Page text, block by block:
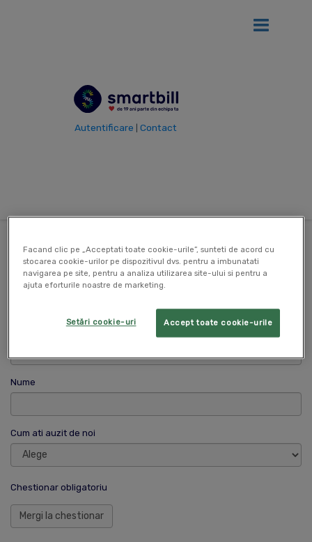
Autentificare |Contact
de SmartBill daca firma ta se afla in primul an
de la infiintare! Vezi detalii
de mai jos:
Post
Nume
Cum ati auzit de noi
Chestionar obligatoriu
Mergi la chestionar
Facand clic pe „Acceptati toate cookie-urile”, sunteti de acord cu
stocarea cookie-urilor pe dispozitivul dvs. pentru a imbunatati
navigarea pe site, pentru a analiza utilizarea site-ului si pentru a
ajuta eforturile noastre de marketing.
Accept toate cookie-urile
Setări cookie-uri